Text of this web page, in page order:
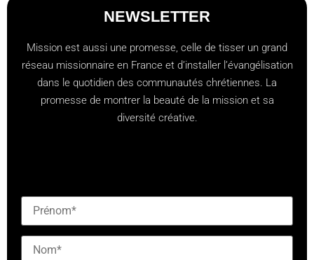
NEWSLETTER
Mission est aussi une promesse, celle de tisser un grand
réseau missionnaire en France et d’installer l’évangélisation
dans le quotidien des communautés chrétiennes. La
promesse de montrer la beauté de la mission et sa
diversité créative.